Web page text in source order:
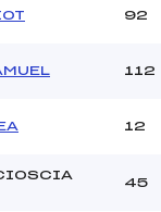
92
112
12
45